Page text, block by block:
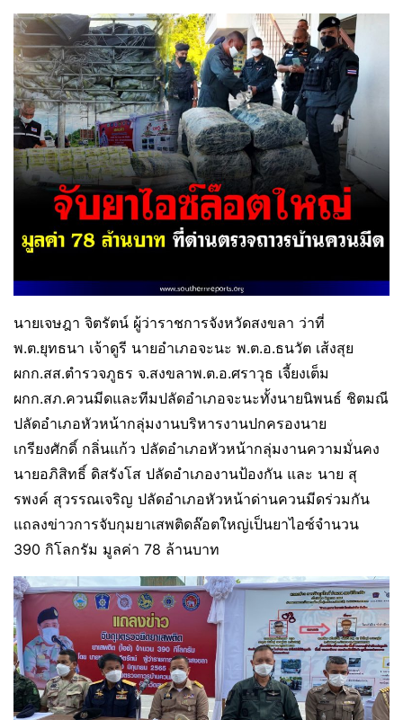
นายเจษฎา จิตรัตน์ ผู้ว่าราชการจังหวัดสงขลา ว่าที่
พ.ต.ยุทธนา เจ้าดูรี นายอำเภอจะนะ พ.ต.อ.ธนวัต เส้งสุย
ผกก.สส.ตำรวจภูธร จ.สงขลาพ.ต.อ.ศราวุธ เจี้ยงเต็ม
ผกก.สภ.ควนมีดและทีมปลัดอำเภอจะนะทั้งนายนิพนธ์ ชิตมณี
ปลัดอำเภอหัวหน้ากลุ่มงานบริหารงานปกครองนาย
เกรียงศักดิ์ กลิ่นแก้ว ปลัดอำเภอหัวหน้ากลุ่มงานความมั่นคง
นายอภิสิทธิ์ ดิสรังโส ปลัดอำเภองานป้องกัน และ นาย สุ
รพงค์ สุวรรณเจริญ ปลัดอำเภอหัวหน้าด่านควนมีดร่วมกัน
แถลงข่าวการจับกุมยาเสพติดล๊อตใหญ่เป็นยาไอซ์จำนวน
390 กิโลกรัม มูลค่า 78 ล้านบาท